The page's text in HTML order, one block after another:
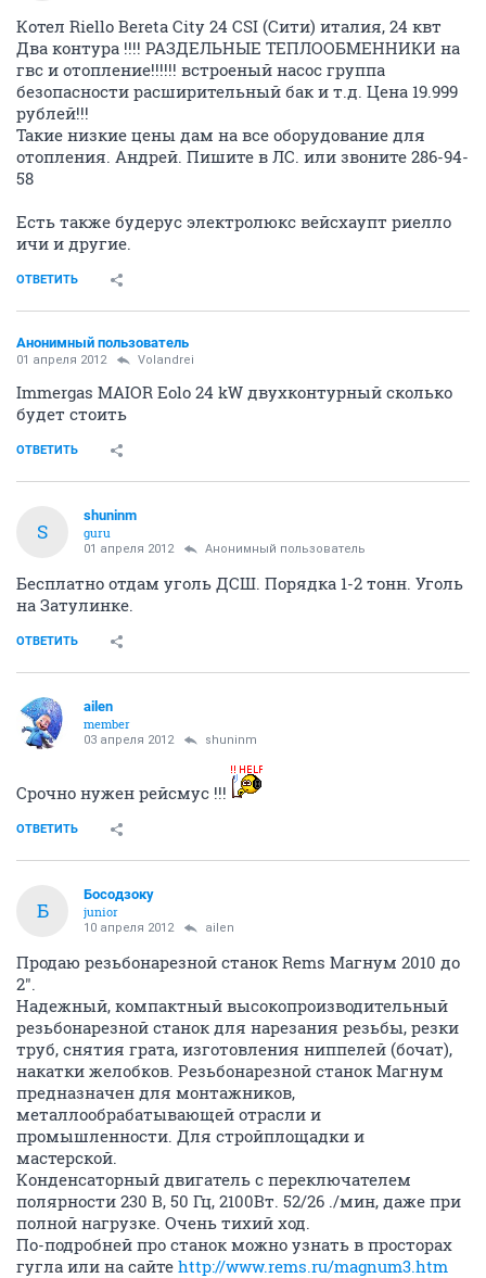
Котел Riello Bereta City 24 CSI (Сити) италия, 24 квт
Два контура !!!! РАЗДЕЛЬНЫЕ ТЕПЛООБМЕННИКИ на
гвс и отопление!!!!!! встроеный насос группа
безопасности расширительный бак и т.д. Цена 19.999
рублей!!!
Такие низкие цены дам на все оборудование для
отопления. Андрей. Пишите в ЛС. или звоните 286-94-
58
Есть также будерус электролюкс вейсхаупт риелло
ичи и другие.
ОТВЕТИТЬ
Анонимный пользователь
01 апреля 2012 Volandrei
Immergas MAIOR Eolo 24 kW двухконтурный сколько
будет стоить
ОТВЕТИТЬ
S
shuninm
guru
01 апреля 2012 Анонимный пользователь
Бесплатно отдам уголь ДСШ. Порядка 1-2 тонн. Уголь
на Затулинке.
ОТВЕТИТЬ
ailen
member
03 апреля 2012 shuninm
Срочно нужен рейсмус !!!
ОТВЕТИТЬ
Б
Босодзоку
junior
10 апреля 2012 ailen
Продаю резьбонарезной станок Rems Магнум 2010 до
2".
Надежный, компактный высокопроизводительный
резьбонарезной станок для нарезания резьбы, резки
труб, снятия грата, изготовления ниппелей (бочат),
накатки желобков. Резьбонарезной станок Магнум
предназначен для монтажников,
металлообрабатывающей отрасли и
промышленности. Для стройплощадки и
мастерской.
Конденсаторный двигатель с переключателем
полярности 230 В, 50 Гц, 2100Вт. 52/26 ./мин, даже при
полной нагрузке. Очень тихий ход.
По-подробней про станок можно узнать в просторах
гугла или на сайте http://www.rems.ru/magnum3.htm